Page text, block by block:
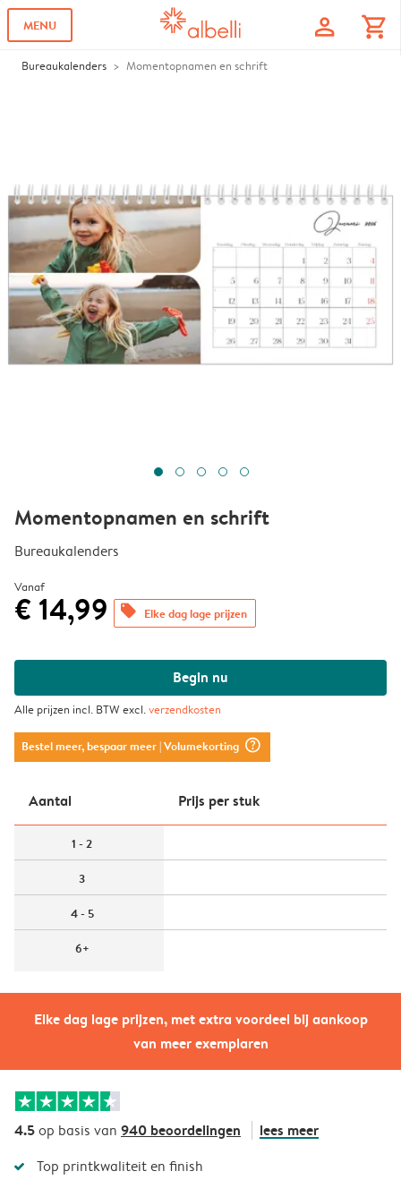
MENU profile shopping_cart
Bureaukalenders Momentopnamen en schrift
Elke dag lage prijzen, met extra voordeel bij aankoop
van meer exemplaren
Momentopnamen en schrift
Bureaukalenders
Vanaf
€ 14,99 offers Elke dag lage prijzen
Begin nu
Alle prijzen incl. BTW excl.verzendkosten
Bestel meer, bespaar meer| Volumekorting question_mark_circle
Aantal Prijs per stuk
1 - 2
3
4 - 5
6+
4.5op basis van 940 beoordelingen lees meer
Top printkwaliteit en finish